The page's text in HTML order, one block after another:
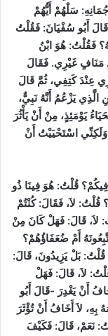
سَلْهُمْ أَيُّهُمْ
أَبُو سُفْيَانَ: فَقُلْتُ
فَقُلْتُ: هُوَ ابْنُ
مَنَافٍ غَيْرِي. فَقَالَ
عِنْدَ كَتِفِي، ثُمَّ قَالَ
الَّذِي يَزْعُمُ أَنَّهُ نَبِيٌّ،
يَوْمَئِذٍ، مِنْ أَنْ يَأْثُرَ
اسْتَحْيَيْتُ أَنْ
قُلْتُ: هُوَ فِينَا ذُو
لاَ، فَقَالَ: كُنْتُمْ
لاَ، قَالَ: فَهَلْ كَانَ مِنْ
أَمْ ضُعَفَاؤُهُمْ؟
بَلْ يَزِيدُونَ، قَالَ:
لاَ، قَالَ: فَهَلْ
أَنْ يَغْدِرَ -قَالَ أَبُو
بِهِ، لاَ أَخَافُ أَنْ تُؤْثَرَ
نَعَمْ، قَالَ: فَكَيْفَ